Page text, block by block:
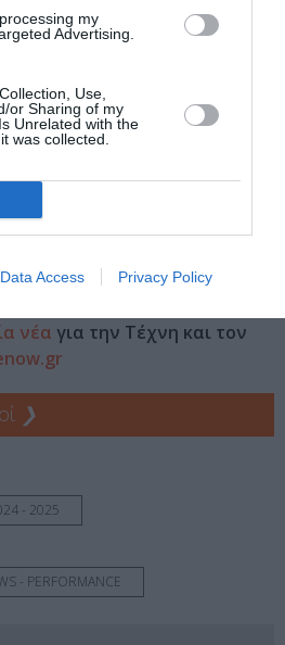
my
Advertising.
Use,
or Sharing of my
Unrelated with the
was collected.
Data Access Privacy Policy
ειδήσεις
νέα για την Τέχνη και τον
❯
- 2025
- PERFORMANCE